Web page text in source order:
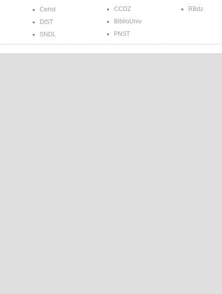
Cerist
DIST
SNDL
CCDZ
BiblioUniv
PNST
RBdz